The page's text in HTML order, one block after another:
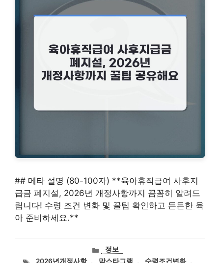
## 메타 설명 (80-100자) **육아휴직급여 사후지
급금 폐지설, 2026년 개정사항까지 꼼꼼히 알려드
립니다! 수령 조건 변화 및 꿀팁 확인하고 든든한 육
아 준비하세요.**
카
테
정보
태2026년개정사항 , 맘스타그램 , 수령조건변화 ,